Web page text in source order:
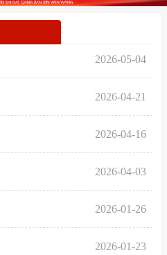
2026-05-04
2026-04-21
2026-04-16
2026-04-03
2026-01-26
2026-01-23